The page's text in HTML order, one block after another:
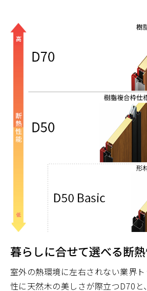
暮らしに合せて選べる断熱
室外の熱環境に左右されない業界
性に天然木の美しさが際立つD70